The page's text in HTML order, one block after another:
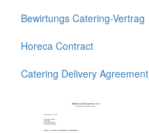
Bewirtungs Catering-Vertrag
Horeca Contract
Catering Delivery Agreement